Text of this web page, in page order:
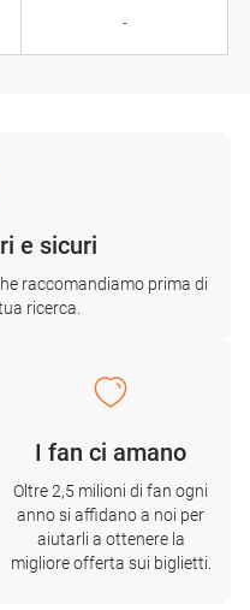
-
e sicuri
raccomandiamo prima di
ricerca.
I fan ci amano
Oltre 2,5 milioni di fan ogni
anno si affidano a noi per
aiutarli a ottenere la
migliore offerta sui biglietti.